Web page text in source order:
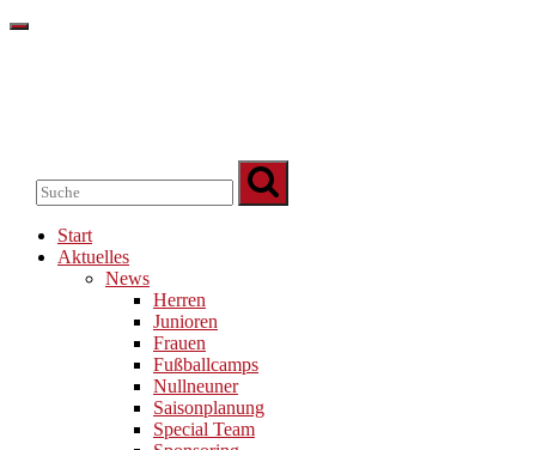
Start
Aktuelles
News
Herren
Junioren
Frauen
Fußballcamps
Nullneuner
Saisonplanung
Special Team